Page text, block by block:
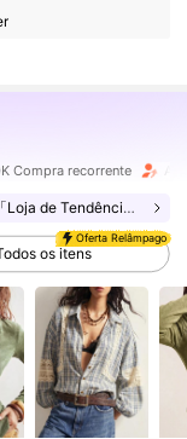
Compra recorrente
「Loja de Tendências」
Oferta Relâmpago
os itens